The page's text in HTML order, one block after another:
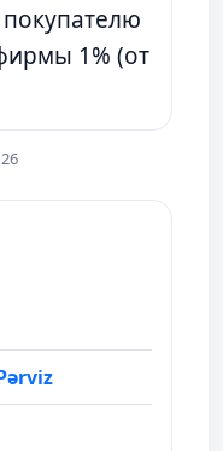
1% (от